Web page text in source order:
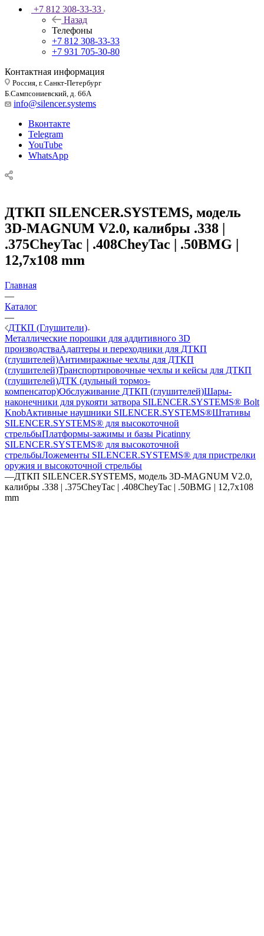
+7 812 308-33-33
Назад
Телефоны
+7 812 308-33-33
+7 931 705-30-80
Контактная информация
Россия, г. Санкт-Петербург
Б.Сампсониевский, д. 66А
info@silencer.systems
Вконтакте
Telegram
YouTube
WhatsApp
ДТКП SILENCER.SYSTEMS, модель
3D-MAGNUM V2.0, калибры .338 |
.375CheyTac | .408CheyTac | .50BMG |
12,7x108 mm
Главная
—
Каталог
—
ДТКП (Глушители)
Металлические порошки для аддитивного 3D
производстваАдаптеры и переходники для ДТКП
(глушителей)Антимиражные чехлы для ДТКП
(глушителей)Транспортировочные чехлы и кейсы для ДТКП
(глушителей)ДТК (дульный тормоз-
компенсатор)Обслуживание ДТКП (глушителей)Шары-
наконечники для рукояти затвора SILENCER.SYSTEMS® Bolt
KnobАктивные наушники SILENCER.SYSTEMS®Штативы
SILENCER.SYSTEMS® для высокоточной
стрельбыПлатформы-зажимы и базы Picatinny
SILENCER.SYSTEMS® для высокоточной
стрельбыЛожементы SILENCER.SYSTEMS® для пристрелки
оружия и высокоточной стрельбы
—ДТКП SILENCER.SYSTEMS, модель 3D-MAGNUM V2.0,
калибры .338 | .375CheyTac | .408CheyTac | .50BMG | 12,7x108
mm